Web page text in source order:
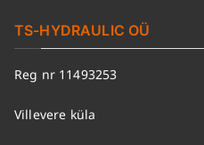
TS-HYDRAULIC OÜ
Reg nr 11493253
Villevere küla